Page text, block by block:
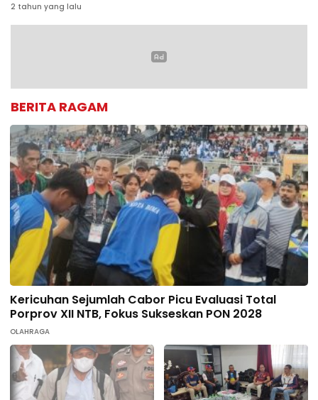
2 tahun yang lalu
BERITA RAGAM
Kericuhan Sejumlah Cabor Picu Evaluasi Total
Porprov XII NTB, Fokus Sukseskan PON 2028
OLAHRAGA